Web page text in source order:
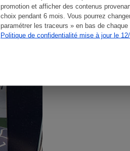
promotion et afficher des contenus
choix pendant 6 mois. Vous pourrez
paramétrer les traceurs » en bas de chaque
Politique de confidentialité mise à jour le